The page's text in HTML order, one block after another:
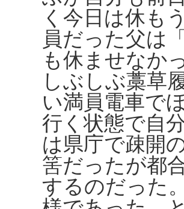
く今日は休も
員だった父は
も休ませなか
しぶしぶ藁草
い満員電車で
行く状態で自
は県庁で疎開
筈だったが都
するのだった